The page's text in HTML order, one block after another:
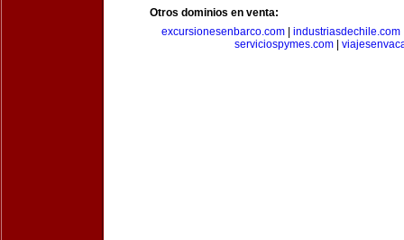
Otros dominios en venta:
excursionesenbarco.com
industriasdechile.com
serviciospymes.com|